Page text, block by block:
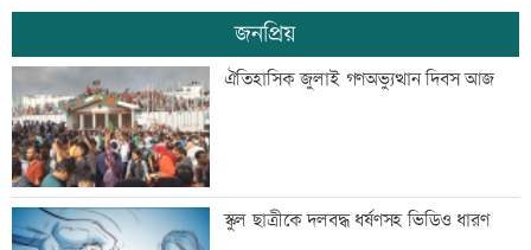
টেলিভিশনে আজকের যত খেলা
শনিবার রাজধানীর যেসব মার্কেট-দর্শনীয় স্থান
বন্ধ
জনপ্রিয়
ঐতিহাসিক জুলাই গণঅভ্যুত্থান দিবস আজ
স্কুল ছাত্রীকে দলবদ্ধ ধর্ষণসহ ভিডিও ধারণ